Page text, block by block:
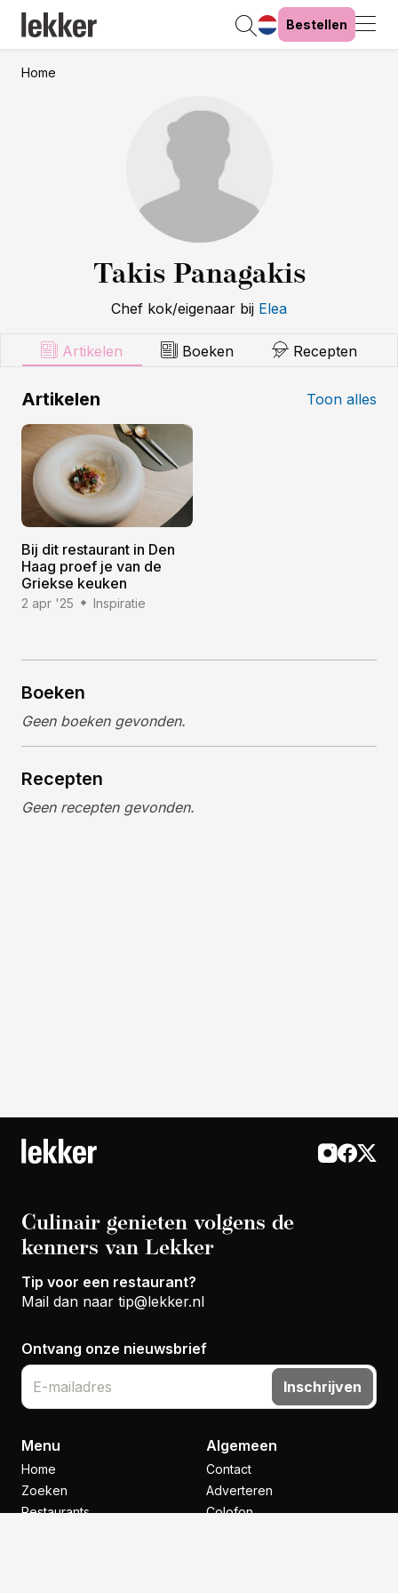
Bestellen
Home
Takis Panagakis
Chef kok/eigenaar bij Elea
Artikelen Boeken Recepten
Artikelen Toon alles
Bij dit restaurant in Den
Haag proef je van de
Griekse keuken
2 apr '25 Inspiratie
Boeken
Geen boeken gevonden.
Recepten
Geen recepten gevonden.
Culinair genieten volgens de
kenners van Lekker
Tip voor een restaurant?
Mail dan naar tip@lekker.nl
Ontvang onze nieuwsbrief
Inschrijven
Menu
Home
Zoeken
Restaurants
Algemeen
Contact
Adverteren
Colofon